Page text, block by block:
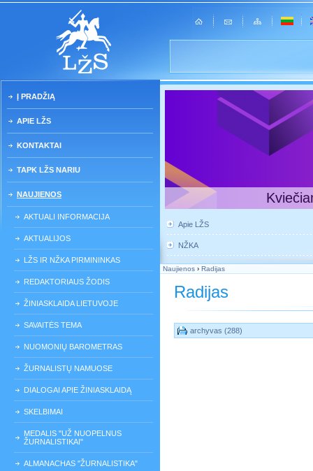
Į PRADŽIĄ
APIE LŽS
KONTAKTAI
TAPK LŽS NARIU
NAUJIENOS
AKTUALI INFORMACIJA
AKTUALIJOS
LŽS IR NŽKA PIRMININKAS
REDAKTORIAUS ŽODIS
ŽINIASKLAIDA LIETUVOJE
SAVAITĖS TEMA
NUOMONIŲ BAROMETRAS
ŽURNALISTŲ NAMUOSE
DIALOGAI APIE ŽINIASKLAIDĄ
SKELBIMAI
MEDALIS "UŽ NUOPELNUS
ŽURNALISTIKAI"
ALMANACHAS "ŽURNALISTIKA"
Apie LŽS
NŽKA
Naujienos › Radijas
Radijas
archyvas (288)